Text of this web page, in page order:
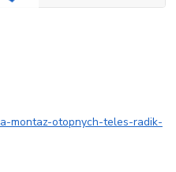
montaz-otopnych-teles-radik-